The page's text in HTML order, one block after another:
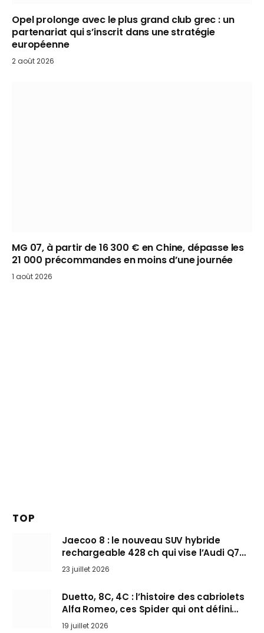
Opel prolonge avec le plus grand club grec : un
partenariat qui s’inscrit dans une stratégie
européenne
2 août 2026
MG 07, à partir de 16 300 € en Chine, dépasse les
21 000 précommandes en moins d’une journée
1 août 2026
TOP
Jaecoo 8 : le nouveau SUV hybride
rechargeable 428 ch qui vise l’Audi Q7
arrive en Europe cet automne
23 juillet 2026
Duetto, 8C, 4C : l’histoire des cabriolets
Alfa Romeo, ces Spider qui ont défini
l’art de rouler cheveux au vent
19 juillet 2026